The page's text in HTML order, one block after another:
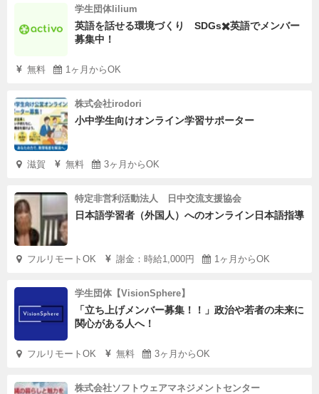
学生団体lilium
英語を話せる環境づくり SDGs✖️英語でメンバー
募集中！
無料 1ヶ月からOK
株式会社irodori
小中学生向けオンライン学習サポーター
滋賀 無料 3ヶ月からOK
特定非営利活動法人 日中交流支援協会
日本語学習者（外国人）へのオンライン日本語指導
フルリモートOK 謝金：時給1,000円 1ヶ月からOK
学生団体【VisionSphere】
「立ち上げメンバー募集！！」政治や若者の未来に
関心がある人へ！
フルリモートOK 無料 3ヶ月からOK
株式会社ソフトウェアマネジメントセンター